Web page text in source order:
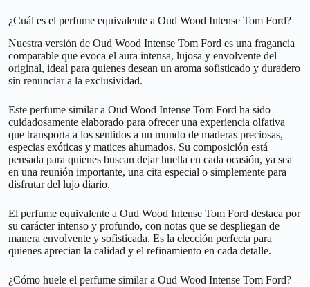
¿Cuál es el perfume equivalente a Oud Wood Intense Tom Ford?
Nuestra versión de Oud Wood Intense Tom Ford es una fragancia
comparable que evoca el aura intensa, lujosa y envolvente del
original, ideal para quienes desean un aroma sofisticado y duradero
sin renunciar a la exclusividad.
Este perfume similar a Oud Wood Intense Tom Ford ha sido
cuidadosamente elaborado para ofrecer una experiencia olfativa
que transporta a los sentidos a un mundo de maderas preciosas,
especias exóticas y matices ahumados. Su composición está
pensada para quienes buscan dejar huella en cada ocasión, ya sea
en una reunión importante, una cita especial o simplemente para
disfrutar del lujo diario.
El perfume equivalente a Oud Wood Intense Tom Ford destaca por
su carácter intenso y profundo, con notas que se despliegan de
manera envolvente y sofisticada. Es la elección perfecta para
quienes aprecian la calidad y el refinamiento en cada detalle.
¿Cómo huele el perfume similar a Oud Wood Intense Tom Ford?